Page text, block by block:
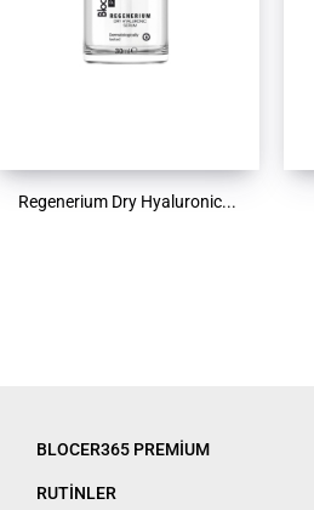
Regenerium Dry Hyaluronic...
BLOCER365 PREMIUM
RUTİNLER